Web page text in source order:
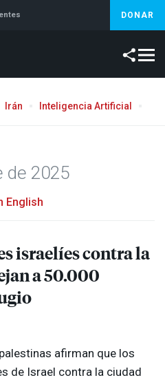
DONAR
Irán Inteligencia Artificial
de 2025
English
israelíes contra la
a 50.000
afirman que los
de Israel contra la ciudad